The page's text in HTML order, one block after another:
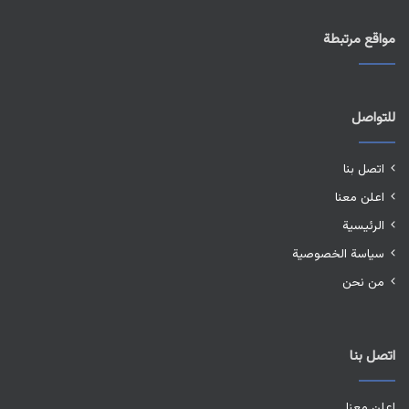
مواقع مرتبطة
للتواصل
اتصل بنا
اعلن معنا
الرئيسية
سياسة الخصوصية
من نحن
اتصل بنا